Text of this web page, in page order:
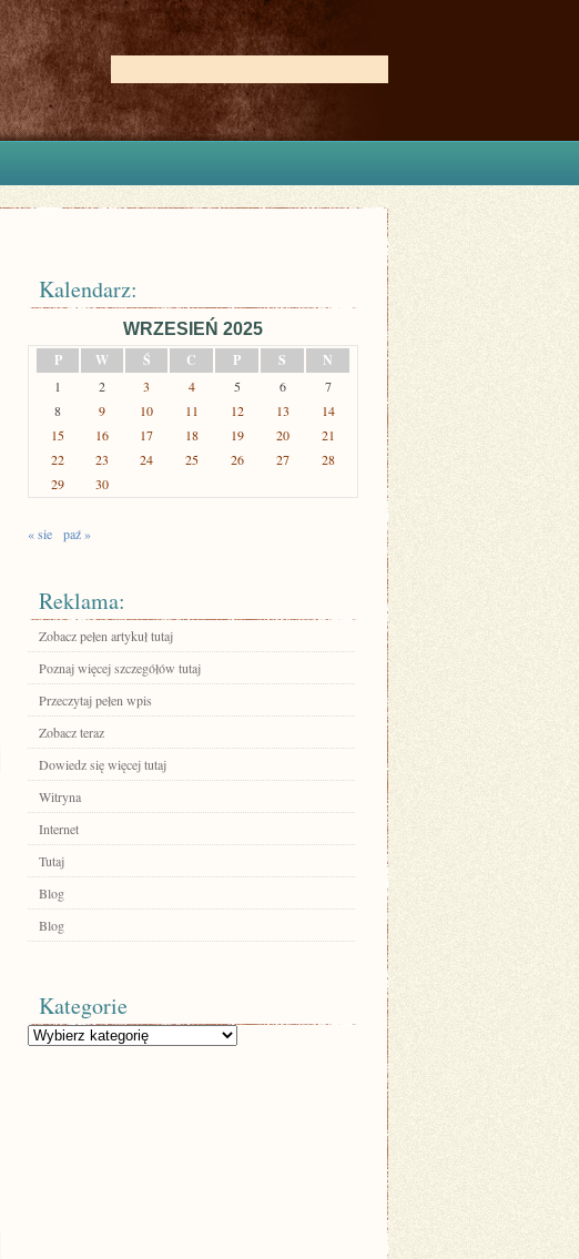
Kalendarz:
WRZESIEŃ 2025
P
W Ś C P S N
1 2 3 4 5 6
7
8
9 10 11 12 13
14
15
16 17 18 19 20
21
22
23 24 25 26 27
28
29
30
« sie paź »
Reklama:
Zobacz pełen artykuł tutaj
Poznaj więcej szczegółów tutaj
Przeczytaj pełen wpis
Zobacz teraz
Dowiedz się więcej tutaj
Witryna
Internet
Tutaj
Blog
Blog
Kategorie
Kategorie